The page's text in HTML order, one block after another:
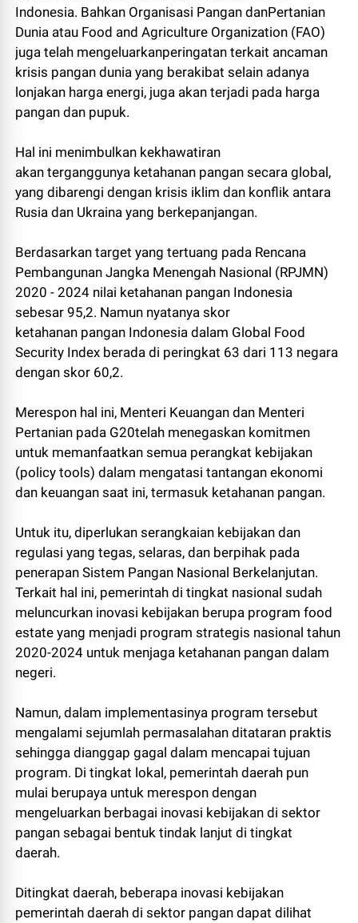
Indonesia. Bahkan Organisasi Pangan danPertanian
Dunia atau Food and Agriculture Organization (FAO)
juga telah mengeluarkanperingatan terkait ancaman
krisis pangan dunia yang berakibat selain adanya
lonjakan harga energi, juga akan terjadi pada harga
pangan dan pupuk.
Hal ini menimbulkan kekhawatiran
akan terganggunya ketahanan pangan secara global,
yang dibarengi dengan krisis iklim dan konflik antara
Rusia dan Ukraina yang berkepanjangan.
Berdasarkan target yang tertuang pada Rencana
Pembangunan Jangka Menengah Nasional (RPJMN)
2020 - 2024 nilai ketahanan pangan Indonesia
sebesar 95,2. Namun nyatanya skor
ketahanan pangan Indonesia dalam Global Food
Security Index berada di peringkat 63 dari 113 negara
dengan skor 60,2.
Merespon hal ini, Menteri Keuangan dan Menteri
Pertanian pada G20telah menegaskan komitmen
untuk memanfaatkan semua perangkat kebijakan
(policy tools) dalam mengatasi tantangan ekonomi
dan keuangan saat ini, termasuk ketahanan pangan.
Untuk itu, diperlukan serangkaian kebijakan dan
regulasi yang tegas, selaras, dan berpihak pada
penerapan Sistem Pangan Nasional Berkelanjutan.
Terkait hal ini, pemerintah di tingkat nasional sudah
meluncurkan inovasi kebijakan berupa program food
estate yang menjadi program strategis nasional tahun
2020-2024 untuk menjaga ketahanan pangan dalam
negeri.
Namun, dalam implementasinya program tersebut
mengalami sejumlah permasalahan ditataran praktis
sehingga dianggap gagal dalam mencapai tujuan
program. Di tingkat lokal, pemerintah daerah pun
mulai berupaya untuk merespon dengan
mengeluarkan berbagai inovasi kebijakan di sektor
pangan sebagai bentuk tindak lanjut di tingkat
daerah.
Ditingkat daerah, beberapa inovasi kebijakan
pemerintah daerah di sektor pangan dapat dilihat